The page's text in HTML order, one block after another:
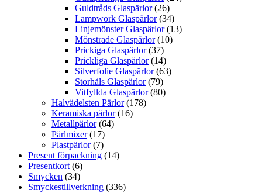
Guldtråds Glaspärlor (26)
Lampwork Glaspärlor (34)
Linjemönster Glaspärlor (13)
Mönstrade Glaspärlor (10)
Prickiga Glaspärlor (37)
Prickliga Glaspärlor (14)
Silverfolie Glaspärlor (63)
Storhåls Glaspärlor (79)
Vitfyllda Glaspärlor (80)
Halvädelsten Pärlor (178)
Keramiska pärlor (16)
Metallpärlor (64)
Pärlmixer (17)
Plastpärlor (7)
Present förpackning (14)
Presentkort (6)
Smycken (34)
Smyckestillverkning (336)